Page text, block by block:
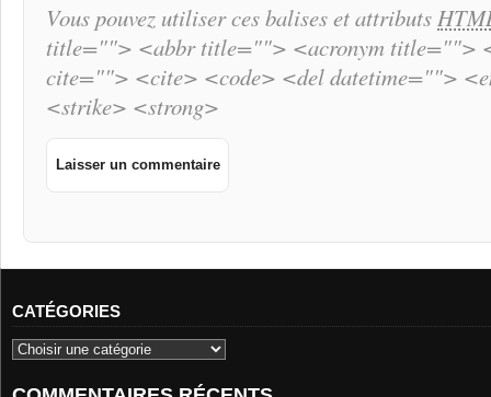
Vous pouvez utiliser ces balises et attributs
title=""> <abbr title=""> <acronym title="">
cite=""> <cite> <code> <del datetime="">
<strike> <strong>
CATÉGORIES